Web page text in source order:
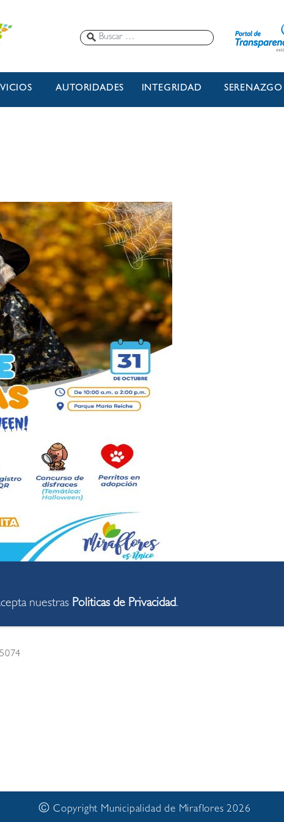
AUTORIDADES INTEGRIDAD SERENAZGO
© Copyright Municipalidad de Miraflores 2026
nuestras Politicas de Privacidad.